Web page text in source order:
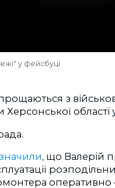
у фейсбуці
з
області
, що Валерій
оперативно